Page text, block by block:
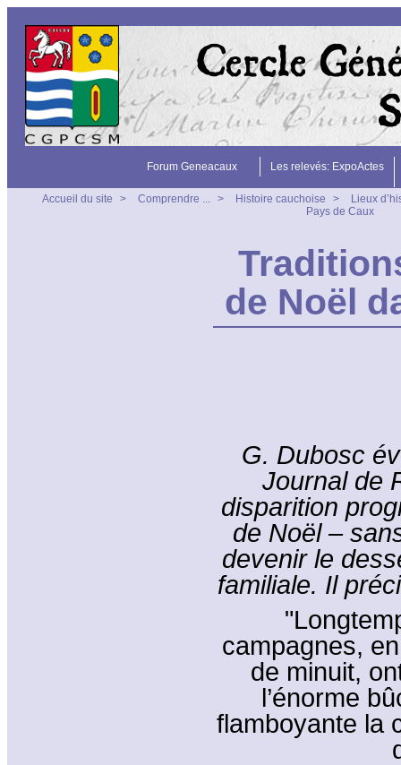
Forum Geneacaux Les relevés: ExpoActes
Accueil du site > Comprendre ... > Histoire cauchoise >
Lieux
Pays de Caux
de Noël
G. Dubosc
Journal de
disparition
de Noël –
devenir le
familiale. Il
campagnes,
de minuit,
l’énorme
flamboyante la